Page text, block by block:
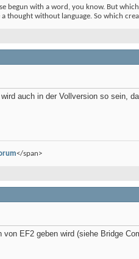
begun with a word, you know. But
thought without language. So which
auch in der Vollversion so sein,
</span>
EF2 geben wird (siehe Bridge